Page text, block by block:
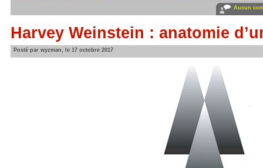
Aucun
Harvey Weinstein : anatomie
Posté par wyzman, le 17 octobre 2017